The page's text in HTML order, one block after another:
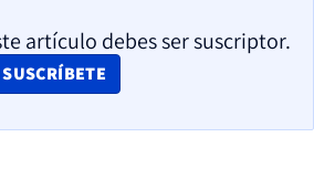
artículo debes ser suscriptor.
SUSCRÍBETE
OPENS IN NEW WINDOW